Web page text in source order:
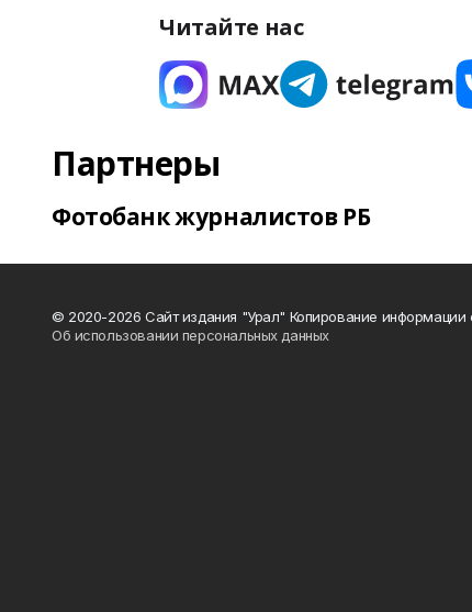
Читайте нас
Партнеры
Фотобанк журналистов РБ
© 2020-2026 Сайт издания "Урал" Копирование информации
Об использовании персональных данных